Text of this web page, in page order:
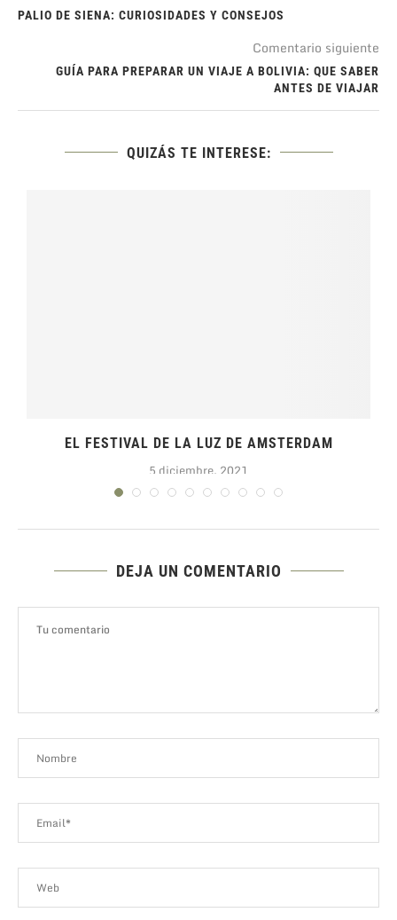
PALIO DE SIENA: CURIOSIDADES Y CONSEJOS
Comentario siguiente
GUÍA PARA PREPARAR UN VIAJE A BOLIVIA: QUE SABER
ANTES DE VIAJAR
QUIZÁS TE INTERESE:
EL FESTIVAL DE LA LUZ DE AMSTERDAM
5 diciembre, 2021
DEJA UN COMENTARIO